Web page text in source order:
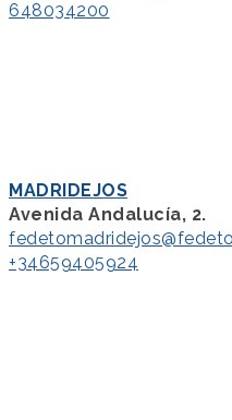
648034200
MADRIDEJOS
Avenida Andalucía, 2.
+34659405924